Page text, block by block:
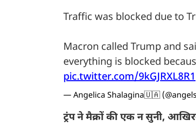
Traffic was blocked due to
Macron called Trump and
everything is blocked
pic.twitter.com/9kGJRXL8R1
— Angelica Shalagina🇺🇦
ट्रंप ने मैक्रों की एक न सुनी,